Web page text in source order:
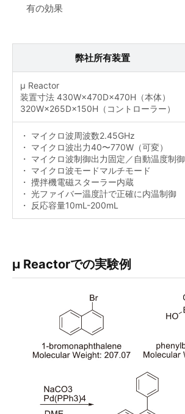
有の効果
弊社所有装置
µ Reactor
装置寸法 430W×470D×470H（本体）
320W×265D×150H（コントローラー）
・ マイクロ波周波数2.45GHz
・ マイクロ波出力40〜770W（可変）
・ マイクロ波制御出力固定／自動温度制御
・ マイクロ波モードマルチモード
・ 攪拌機電磁スターラー内蔵
・ 光ファイバー温度計で正確に内温制御
・ 反応容量10mL-200mL
µ Reactorでの実験例